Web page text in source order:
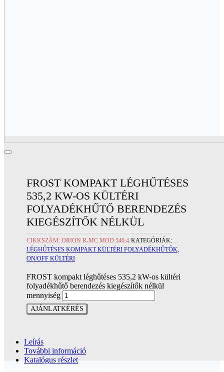
FROST KOMPAKT LÉGHŰTÉSES
535,2 KW-OS KÜLTÉRI
FOLYADÉKHŰTŐ BERENDEZÉS
KIEGÉSZÍTŐK NÉLKÜL
CIKKSZÁM:ORION R-MC MOD.540.4 KATEGÓRIÁK:
LÉGHŰTÉSES KOMPAKT KÜLTÉRI FOLYADÉKHŰTŐK,
ON/OFF KÜLTÉRI
FROST kompakt léghűtéses 535,2 kW-os kültéri
folyadékhűtő berendezés kiegészítők nélkül
mennyiség
AJÁNLATKÉRÉS
Leírás
További információ
Katalógus részlet